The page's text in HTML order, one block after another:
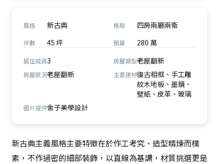
風格 新古典 格局 四房兩廳兩衛
坪數 45 坪 預算 280 萬
居住成員3 房屋類型老屋翻新
房屋狀況老屋翻新 主要建材復古相框、手工雕
紋木地板、墨鏡、
壁紙、皮革、玻璃
圖片提供舍子美學設計
新古典主義風格主要特徵在於作工考究、造型精煉而樸
素，不作過密的細部裝飾，以直線為基調，材質挑選更是